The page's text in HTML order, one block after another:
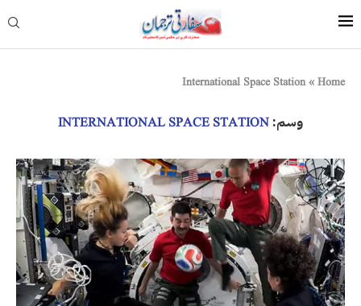
Home
»
International Space Station
وسم: INTERNATIONAL SPACE STATION